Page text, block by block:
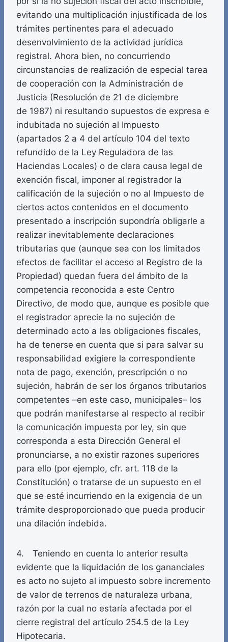
evitando una multiplicación injustificada de los
trámites pertinentes para el adecuado
desenvolvimiento de la actividad jurídica
registral. Ahora bien, no concurriendo
circunstancias de realización de especial tarea
de cooperación con la Administración de
Justicia (Resolución de 21 de diciembre
de 1987) ni resultando supuestos de expresa e
indubitada no sujeción al Impuesto
(apartados 2 a 4 del artículo 104 del texto
refundido de la Ley Reguladora de las
Haciendas Locales) o de clara causa legal de
exención fiscal, imponer al registrador la
calificación de la sujeción o no al Impuesto de
ciertos actos contenidos en el documento
presentado a inscripción supondría obligarle a
realizar inevitablemente declaraciones
tributarias que (aunque sea con los limitados
efectos de facilitar el acceso al Registro de la
Propiedad) quedan fuera del ámbito de la
competencia reconocida a este Centro
Directivo, de modo que, aunque es posible que
el registrador aprecie la no sujeción de
determinado acto a las obligaciones fiscales,
ha de tenerse en cuenta que si para salvar su
responsabilidad exigiere la correspondiente
nota de pago, exención, prescripción o no
sujeción, habrán de ser los órganos tributarios
competentes –en este caso, municipales– los
que podrán manifestarse al respecto al recibir
la comunicación impuesta por ley, sin que
corresponda a esta Dirección General el
pronunciarse, a no existir razones superiores
para ello (por ejemplo, cfr. art. 118 de la
Constitución) o tratarse de un supuesto en el
que se esté incurriendo en la exigencia de un
trámite desproporcionado que pueda producir
una dilación indebida.
4. Teniendo en cuenta lo anterior resulta
evidente que la liquidación de los gananciales
es acto no sujeto al impuesto sobre incremento
de valor de terrenos de naturaleza urbana,
razón por la cual no estaría afectada por el
cierre registral del artículo 254.5 de la Ley
Hipotecaria.